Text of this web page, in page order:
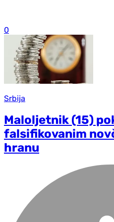
0
Srbija
Maloljetnik (15)
falsifikovanim
hranu